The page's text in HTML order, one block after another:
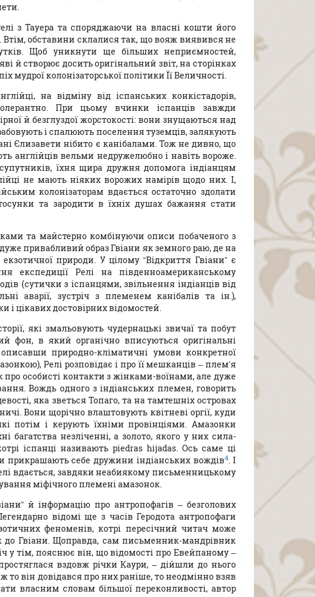
з Тауера та споряджаючи на власні кошти його
Втім, обставини склалися так, що вояж виявився не
Щоб уникнути ще більших неприємностей,
й створює досить оригінальний звіт, на сторінках
мудрої колонізаторської політики Її Величності.
на відміну від іспанських конкістадорів,
При цьому вчинки іспанців завжди
й безглуздої жорстокості: вони знущаються над
і спалюють поселення туземців, залякують
Єлизавети нібито є канібалами. Тож не дивно, що
англійців вельми недружелюбно і навіть вороже.
їхня щира дружня допомога індіанцям
не мають ніяких ворожих намірів щодо них. І,
колонізаторам вдається остаточно здолати
та зародити в їхніх душах бажання стати
та майстерно комбінуючи описи побаченого з
привабливий образ Гвіани як земного раю, де на
природи. У цілому “Відкриття Гвіани” є
експедиції Релі на південноамериканському
(сутички з іспанцями, звільнення індіанців від
аварії, зустріч з племенем канібалів та ін.),
і цікавих достовірних відомостей.
які змальовують чудернацькі звичаї та побут
фон, в який органічно вписуються оригінальні
природно-кліматичні умови конкретної
Релі розповідає і про її мешканців – плем’я
особисті контакти з жінками-воїнами, але дуже
Вождь одного з індіанських племен, говорить
яка зветься Топаго, та на тамтешніх островах
Вони щорічно влаштовують квітневі оргії, куди
потім і керують їхніми провінціями. Амазонки
багатства незліченні, а золото, якого у них сила-
іспанці називають piedras hijadas. Ось саме ці
прикрашають себе дружини індіанських вождів4. І
вдається, завдяки неабиякому письменницькому
міфічного племені амазонок.
й інформацію про антропофагів – безголових
відомі ще з часів Геродота антропофаги
феноменів, котрі пересічний читач може
Гвіани. Щоправда, сам письменник-мандрівник
у тім, пояснює він, що відомості про Евейпаному –
вздовж річки Каури, – дійшли до нього
то він довідався про них раніше, то неодмінно взяв
власним словам більшої переконливості, автор